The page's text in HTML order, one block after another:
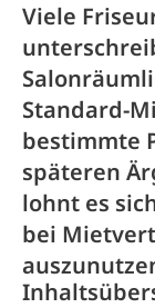
Viele
Standard-
bestimmte
späteren
lohnt es
bei